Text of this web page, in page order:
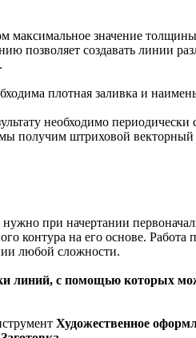
значение
позволяет создавать линии
плотная заливка и
необходимо
получим штриховой
при начертании
контура на его основе.
любой сложности.
линий, с помощью которых
Художественное